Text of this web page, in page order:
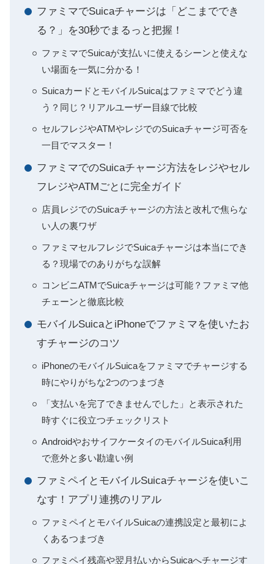
ファミマでSuicaチャージは「どこまででき
る？」を30秒でまるっと把握！
ファミマでSuicaが支払いに使えるシーンと使えな
い場面を一気に分かる！
SuicaカードとモバイルSuicaはファミマでどう違
う？同じ？リアルユーザー目線で比較
セルフレジやATMやレジでのSuicaチャージ可否を
一目でマスター！
ファミマでのSuicaチャージ方法をレジやセル
フレジやATMごとに完全ガイド
店員レジでのSuicaチャージの方法と改札で焦らな
い人の裏ワザ
ファミマセルフレジでSuicaチャージは本当にでき
る？現場でのありがちな誤解
コンビニATMでSuicaチャージは可能？ファミマ他
チェーンと徹底比較
モバイルSuicaとiPhoneでファミマを使いたお
すチャージのコツ
iPhoneのモバイルSuicaをファミマでチャージする
時にやりがちな2つのつまづき
「支払いを完了できませんでした」と表示された
時すぐに役立つチェックリスト
AndroidやおサイフケータイのモバイルSuica利用
で意外と多い勘違い例
ファミペイとモバイルSuicaチャージを使いこ
なす！アプリ連携のリアル
ファミペイとモバイルSuicaの連携設定と最初によ
くあるつまづき
ファミペイ残高や翌月払いからSuicaへチャージす